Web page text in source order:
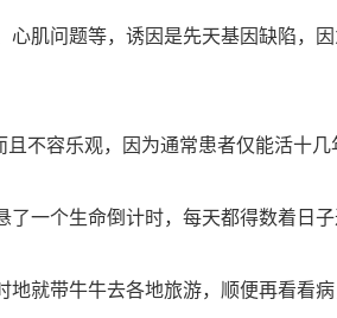
肌问题等，诱因是先天基因缺陷，
不容乐观，因为通常患者仅能活十几
一个生命倒计时，每天都得数着日子
就带牛牛去各地旅游，顺便再看看病